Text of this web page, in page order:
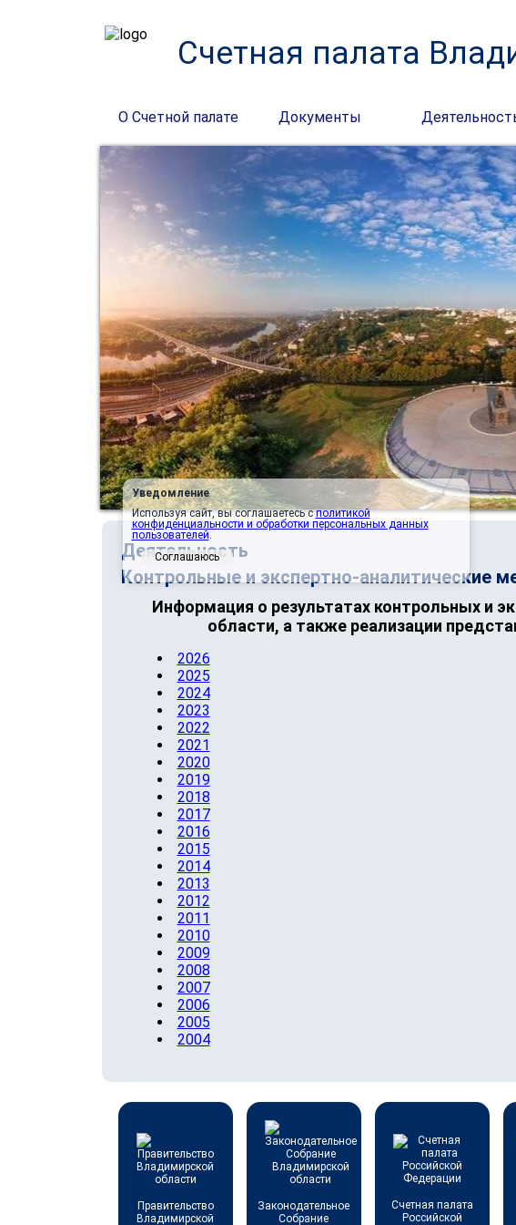
Счетная палата
О Счетной палате Документы
Деятельность
Контрольные и экспертно-аналитические
Информация о результатах контрольных и
области, а также реализации
2026
2025
2024
2023
2022
2021
2020
2019
2018
2017
2016
2015
2014
2013
2012
2011
2010
2009
2008
2007
2006
2005
2004
Правительство
Владимирской
Законодательное
Собрание
Счетная палата
Российской
Уведомление
Используя сайт, вы соглашаетесь сполитикой
конфиденциальности и обработки персональных данных
пользователей.
Соглашаюсь